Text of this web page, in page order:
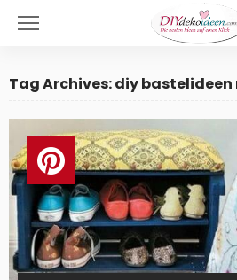
Tag Archives: diy